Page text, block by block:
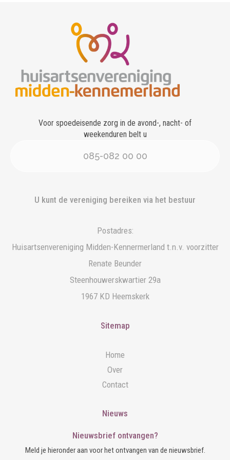
Voor spoedeisende zorg in de avond-, nacht- of
weekenduren belt u
085-082 00 00
U kunt de vereniging bereiken via het bestuur
Postadres:
Huisartsenvereniging Midden-Kennermerland t.n.v. voorzitter
Renate Beunder
Steenhouwerskwartier 29a
1967 KD Heemskerk
Sitemap
Home
Over
Contact
Nieuws
Nieuwsbrief ontvangen?
Meld je hieronder aan voor het ontvangen van de nieuwsbrief.